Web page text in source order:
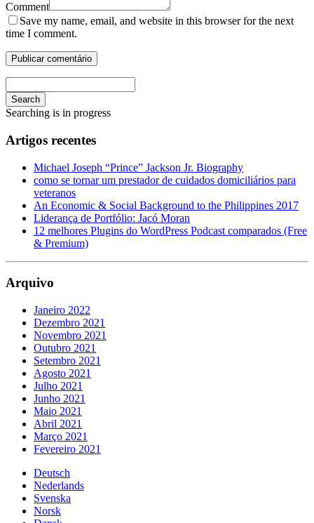
Comment
Save my name, email, and website in this browser for the next
time I comment.
Search
Searching is in progress
Artigos recentes
Michael Joseph “Prince” Jackson Jr. Biography
como se tornar um prestador de cuidados domiciliários para
veteranos
An Economic & Social Background to the Philippines 2017
Liderança de Portfólio: Jacó Moran
12 melhores Plugins do WordPress Podcast comparados (Free
& Premium)
Arquivo
Janeiro 2022
Dezembro 2021
Novembro 2021
Outubro 2021
Setembro 2021
Agosto 2021
Julho 2021
Junho 2021
Maio 2021
Abril 2021
Março 2021
Fevereiro 2021
Deutsch
Nederlands
Svenska
Norsk